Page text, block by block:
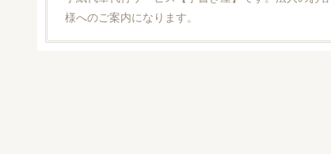
様へのご案内になります。